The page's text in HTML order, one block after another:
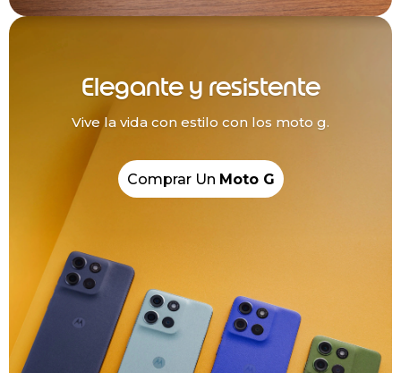
Elegante y resistente
Vive la vida con estilo con los moto g.
Comprar Un Moto G